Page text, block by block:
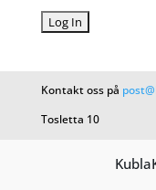
Kontakt oss på
Tosletta 10